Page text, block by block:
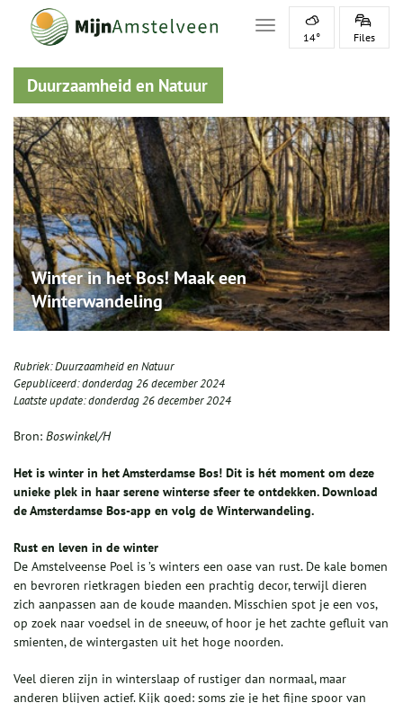
Toggle navigation
14° Files
Duurzaamheid en Natuur
Winter in het Bos! Maak een
Winterwandeling
Rubriek:Duurzaamheid en Natuur
Gepubliceerd:donderdag 26 december 2024
Laatste update:donderdag 26 december 2024
Bron: Boswinkel/H
Het is winter in het Amsterdamse Bos! Dit is hét moment om deze
unieke plek in haar serene winterse sfeer te ontdekken. Download
de Amsterdamse Bos-app en volg de Winterwandeling.
Rust en leven in de winter
De Amstelveense Poel is ’s winters een oase van rust. De kale bomen
en bevroren rietkragen bieden een prachtig decor, terwijl dieren
zich aanpassen aan de koude maanden. Misschien spot je een vos,
op zoek naar voedsel in de sneeuw, of hoor je het zachte gefluit van
smienten, de wintergasten uit het hoge noorden.
Veel dieren zijn in winterslaap of rustiger dan normaal, maar
anderen blijven actief. Kijk goed: soms zie je het fijne spoor van